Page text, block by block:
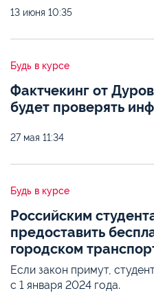
13 июня 10:35
Будь в курсе
Фактчекинг от
будет проверять
27 мая 11:34
Будь в курсе
Российским
предоставить
городском
Если закон примут,
с 1 января 2024 года.